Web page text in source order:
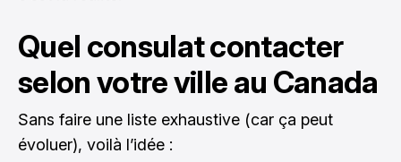
Quel consulat contacter
selon votre ville au Canada
Sans faire une liste exhaustive (car ça peut
évoluer), voilà l’idée :